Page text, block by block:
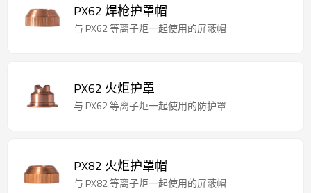
PX62 焊枪护罩帽
与 PX62 等离子炬一起使用的屏蔽帽
PX62 火炬护罩
与 PX62 等离子炬一起使用的防护罩
PX82 火炬护罩帽
与 PX82 等离子炬一起使用的屏蔽帽